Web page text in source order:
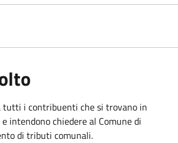
tutti i contribuenti che si trovano in
intendono chiedere al Comune di
di tributi comunali.